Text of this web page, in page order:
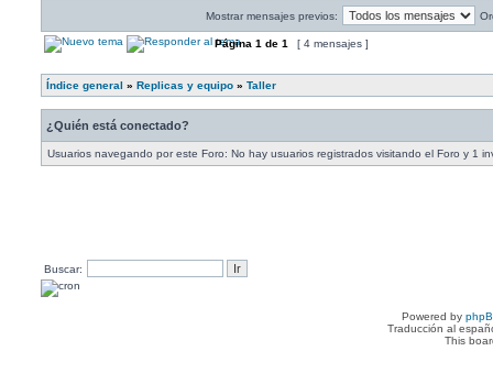
Mostrar mensajes previos:
Página 1 de 1 [ 4 mensajes ]
Índice general » Replicas y equipo » Taller
¿Quién está conectado?
Usuarios navegando por este Foro: No hay usuarios registrados visitando el Foro y 1
Buscar:
Powered by
Traducción al
This